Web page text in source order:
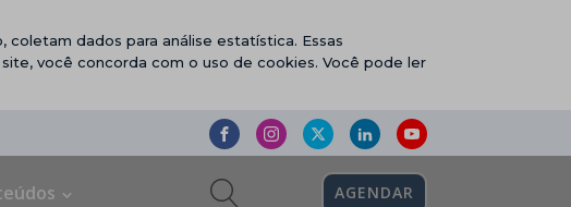
coletam dados para análise estatística. Essas
você concorda com o uso de cookies. Você pode ler
AGENDAR